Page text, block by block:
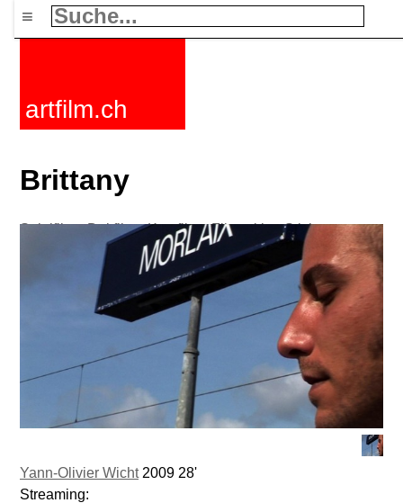
≡
artfilm.ch
Brittany
Yann-Olivier Wicht2009 28'
Streaming:
Spielfilme Dokfilme Kurzfilme Filmzyklen Stichworte
F-Rated FAQ Kontakt Maillist
Warenkorb
Aktivieren Abo